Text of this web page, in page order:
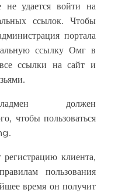
не удается войти на
ссылок. Чтобы
портала
ссылку Омг в
ссылки на сайт и
должен
чтобы пользоваться
регистрацию клиента,
пользования
время он получит